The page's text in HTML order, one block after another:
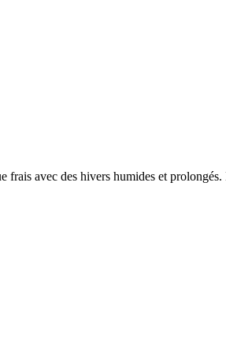
frais avec des hivers humides et